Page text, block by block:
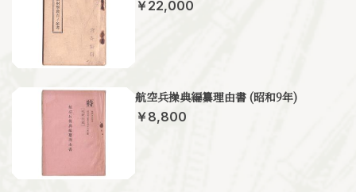
￥22,000
航空兵操典編纂理由書 (昭和9年)
￥8,800